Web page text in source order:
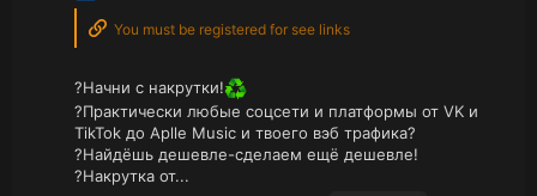
You must be registered for see links
?Начни с накрутки!
?Практически любые соцсети и платформы от VK и
TikTok до Aplle Music и твоего вэб трафика?
?Найдёшь дешевле-сделаем ещё дешевле!
?Накрутка от...